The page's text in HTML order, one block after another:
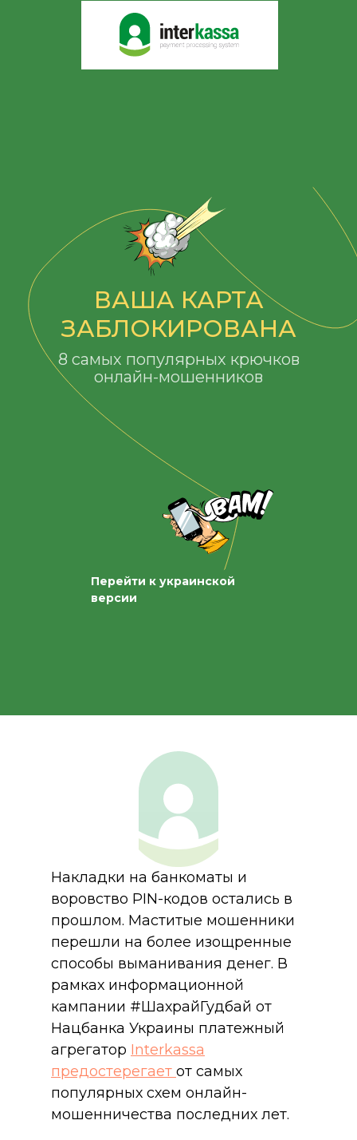
ВАША КАРТА
ЗАБЛОКИРОВАНА
8 самых популярных крючков
онлайн-мошенников
Перейти к украинской
версии
Накладки на банкоматы и
воровство PIN-кодов остались в
прошлом. Маститые мошенники
перешли на более изощренные
способы выманивания денег. В
рамках информационной
кампании #ШахрайГудбай от
Нацбанка Украины платежный
агрегатор Interkassa
предостерегает от самых
популярных схем онлайн-
мошенничества последних лет.